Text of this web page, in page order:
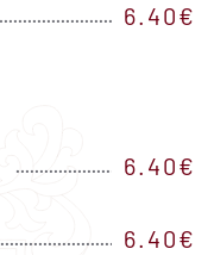
6.40€
6.40€
6.40€